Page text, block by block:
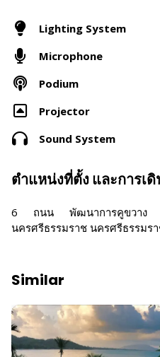
Lighting System
Microphone
Podium
Projector
Sound System
ตำแหน่งที่ตั้ง และการเ
6 ถนน พัฒนาการคูขวาง
นครศรีธรรมราช นครศรีธรรมร
Similar